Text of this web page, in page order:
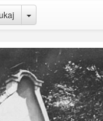
Toggle Dropdown